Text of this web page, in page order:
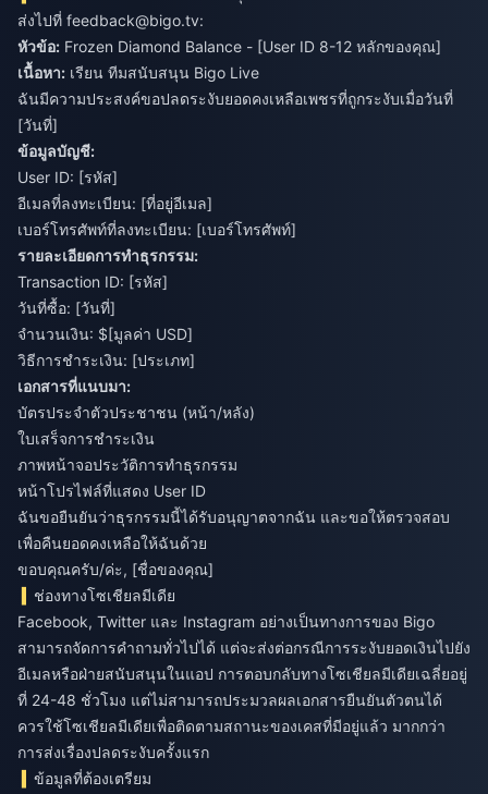
ส่งไปที่ feedback@bigo.tv:
หัวข้อ: Frozen Diamond Balance - [User ID 8-12 หลักของคุณ]
เนื้อหา: เรียน ทีมสนับสนุน Bigo Live
ฉันมีความประสงค์ขอปลดระงับยอดคงเหลือเพชรที่ถูกระงับเมื่อวันที่
[วันที่]
ข้อมูลบัญชี:
User ID: [รหัส]
อีเมลที่ลงทะเบียน: [ที่อยู่อีเมล]
เบอร์โทรศัพท์ที่ลงทะเบียน: [เบอร์โทรศัพท์]
รายละเอียดการทำธุรกรรม:
Transaction ID: [รหัส]
วันที่ซื้อ: [วันที่]
จำนวนเงิน: $[มูลค่า USD]
วิธีการชำระเงิน: [ประเภท]
เอกสารที่แนบมา:
บัตรประจำตัวประชาชน (หน้า/หลัง)
ใบเสร็จการชำระเงิน
ภาพหน้าจอประวัติการทำธุรกรรม
หน้าโปรไฟล์ที่แสดง User ID
ฉันขอยืนยันว่าธุรกรรมนี้ได้รับอนุญาตจากฉัน และขอให้ตรวจสอบ
เพื่อคืนยอดคงเหลือให้ฉันด้วย
ขอบคุณครับ/ค่ะ, [ชื่อของคุณ]
ช่องทางโซเชียลมีเดีย
Facebook, Twitter และ Instagram อย่างเป็นทางการของ Bigo
สามารถจัดการคำถามทั่วไปได้ แต่จะส่งต่อกรณีการระงับยอดเงินไปยัง
อีเมลหรือฝ่ายสนับสนุนในแอป การตอบกลับทางโซเชียลมีเดียเฉลี่ยอยู่
ที่ 24-48 ชั่วโมง แต่ไม่สามารถประมวลผลเอกสารยืนยันตัวตนได้
ควรใช้โซเชียลมีเดียเพื่อติดตามสถานะของเคสที่มีอยู่แล้ว มากกว่า
การส่งเรื่องปลดระงับครั้งแรก
ข้อมูลที่ต้องเตรียม